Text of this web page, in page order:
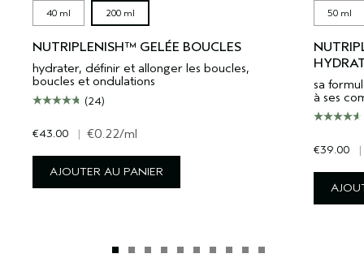
40 ml 200 ml
NUTRIPLENISH™ GELÉE BOUCLES
hydrater, définir et allonger les boucles,
boucles et ondulations
(24)
€43.00 | €0.22/ml
AJOUTER AU PANIER
50 ml
sa
à ses
€39.00 |